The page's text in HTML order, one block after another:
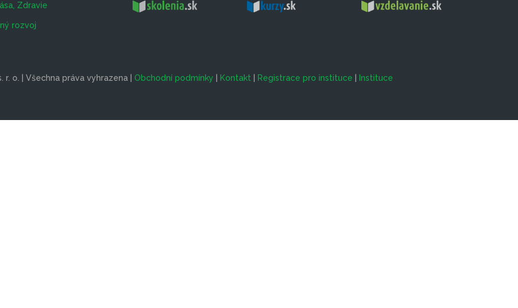
Zdravie
rozvoj
o. | Všechna práva vyhrazena | Obchodní podmínky Kontakt Registrace pro instituce Instituce